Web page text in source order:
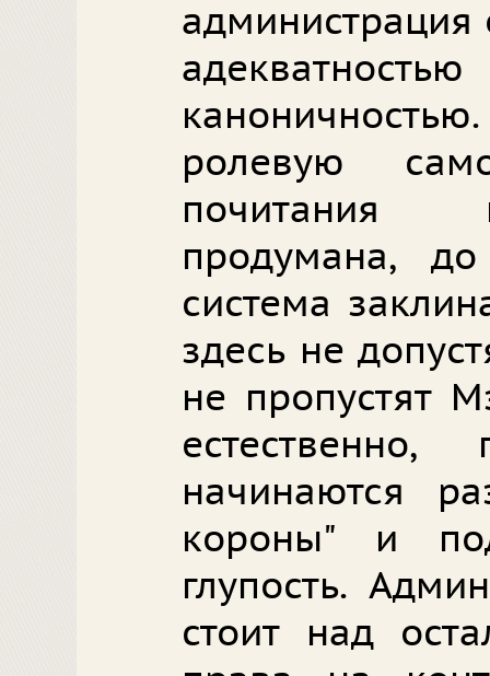
администрация
ролевую
почитания
продумана,
система
здесь не
не пропустят
начинаются
короны" и
глупость.
стоит над